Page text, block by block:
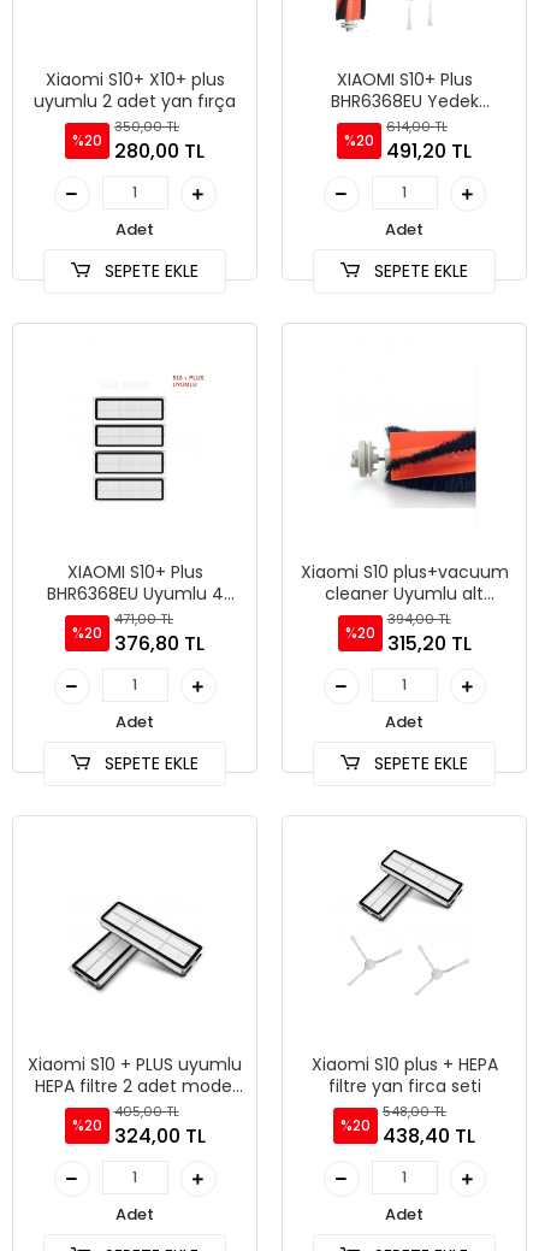
Xiaomi S10+ X10+ plus
uyumlu 2 adet yan fırça
%20
350,00 TL
280,00 TL
Adet
SEPETE EKLE
XIAOMI S10+ Plus
BHR6368EU Yedek
Parçaları Filtre Fırça seti
%20
614,00 TL
491,20 TL
Adet
SEPETE EKLE
XIAOMI S10+ Plus
BHR6368EU Uyumlu 4
adet hepa filtre
%20
471,00 TL
376,80 TL
Adet
SEPETE EKLE
Xiaomi S10 plus+vacuum
cleaner Uyumlu alt
temizleme fırçası
%20
394,00 TL
315,20 TL
Adet
SEPETE EKLE
Xiaomi S10 + PLUS uyumlu
HEPA filtre 2 adet model
B105
%20
405,00 TL
324,00 TL
Adet
Xiaomi S10 plus + HEPA
filtre yan firca seti
%20
548,00 TL
438,40 TL
Adet